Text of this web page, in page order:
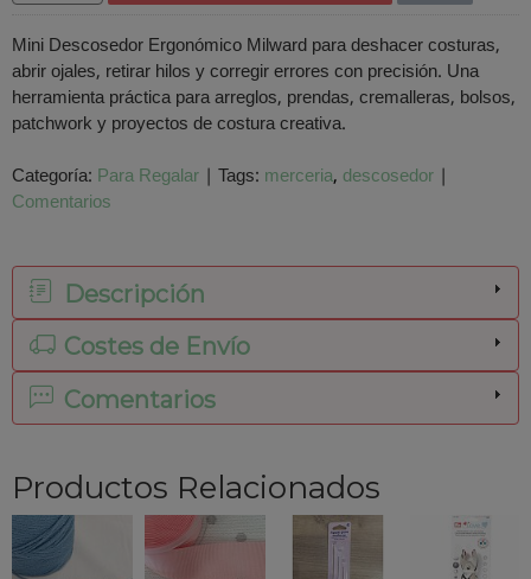
Mini Descosedor Ergonómico Milward para deshacer costuras,
abrir ojales, retirar hilos y corregir errores con precisión. Una
herramienta práctica para arreglos, prendas, cremalleras, bolsos,
patchwork y proyectos de costura creativa.
Categoría: Para Regalar | Tags: merceria descosedor |
Comentarios
Descripción
Costes de Envío
Comentarios
Productos Relacionados